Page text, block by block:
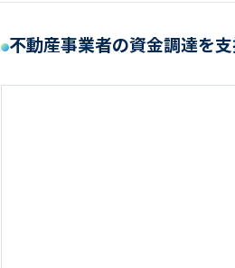
不動産事業者の資金調達を